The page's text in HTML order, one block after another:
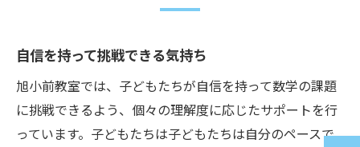
自信を持って挑戦できる気持ち
旭小前教室では、子どもたちが自信を持って数学の課題
に挑戦できるよう、個々の理解度に応じたサポートを行
っています。子どもたちは子どもたちは自分のペースで